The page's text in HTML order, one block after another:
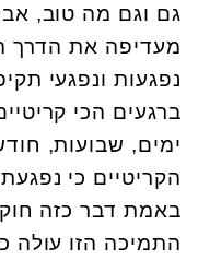
גם וגם מה טוב,
מעדיפה את הדרך
נפגעות ונפגעי
ברגעים הכי
ימים, שבועות,
הקריטיים כי
באמת דבר כזה
התמיכה הזו עולה